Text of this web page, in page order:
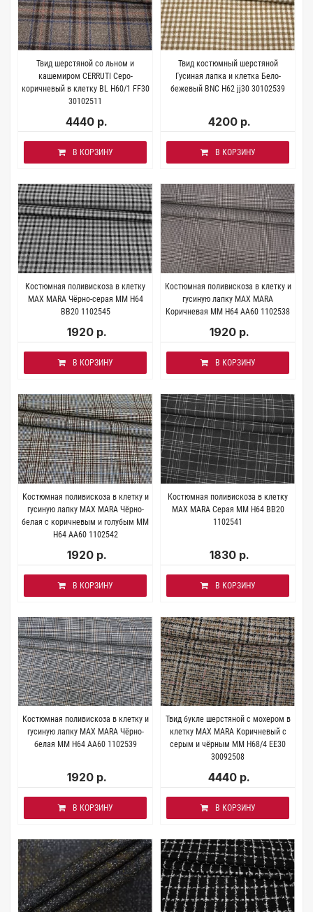
Твид шерстяной со льном и
кашемиром CERRUTI Серо-
коричневый в клетку BL H60/1 FF30
30102511
4440 р.
В КОРЗИНУ
Твид костюмный шерстяной
Гусиная лапка и клетка Бело-
бежевый BNC H62 jj30 30102539
4200 р.
В КОРЗИНУ
Костюмная поливискоза в клетку
MAX MARA Чёрно-серая MM H64
BB20 1102545
1920 р.
В КОРЗИНУ
Костюмная поливискоза в клетку и
гусиную лапку MAX MARA
Коричневая MM H64 AA60 1102538
1920 р.
В КОРЗИНУ
Костюмная поливискоза в клетку и
гусиную лапку MAX MARA Чёрно-
белая с коричневым и голубым MM
H64 AA60 1102542
1920 р.
В КОРЗИНУ
Костюмная поливискоза в клетку
MAX MARA Серая MM H64 BB20
1102541
1830 р.
В КОРЗИНУ
Костюмная поливискоза в клетку и
гусиную лапку MAX MARA Чёрно-
белая MM H64 AA60 1102539
1920 р.
В КОРЗИНУ
Твид букле шерстяной с мохером в
клетку MAX MARA Коричневый с
серым и чёрным MM H68/4 EE30
30092508
4440 р.
В КОРЗИНУ